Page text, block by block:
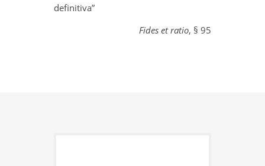
definitiva”
Fides et ratio, § 95